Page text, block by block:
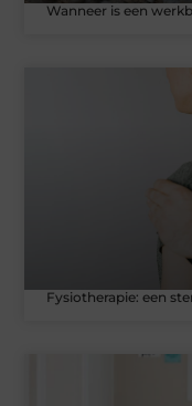
Wanneer is een
Fysiotherapie: een